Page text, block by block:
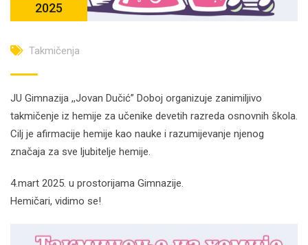
2025
Takmičenja
JU Gimnazija ,,Jovan Dučić” Doboj organizuje zanimiljivo
takmičenje iz hemije za učenike devetih razreda osnovnih škola.
Cilj je afirmacije hemije kao nauke i razumijevanje njenog
značaja za sve ljubitelje hemije.
4.mart 2025. u prostorijama Gimnazije.
Hemičari, vidimo se!